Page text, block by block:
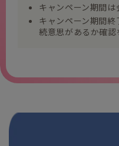
キャンペーン期間は
キャンペーン期間
続意思があるか確認